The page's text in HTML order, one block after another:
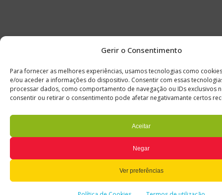
Gerir o Consentimento
Para fornecer as melhores experiências, usamos tecnologias como
e/ou aceder a informações do dispositivo. Consentir com essas
processar dados, como comportamento de navegação ou IDs exclusivos
consentir ou retirar o consentimento pode afetar negativamante certos
Aceitar
Negar
Ver preferências